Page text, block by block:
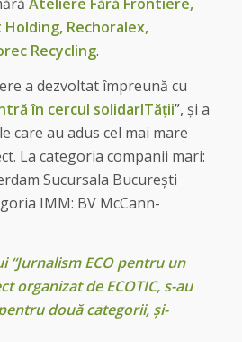
Holding, Rechoralex,
Recycling.
a dezvoltat împreună cu
în cercul solidarITății”, și a
care au adus cel mai mare
La categoria companii mari:
Sucursala București
IMM: BV McCann-
ECO pentru un
organizat de ECOTIC, s-au
două categorii, și-